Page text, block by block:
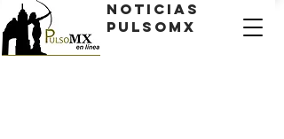
Noticias
PulsoMX